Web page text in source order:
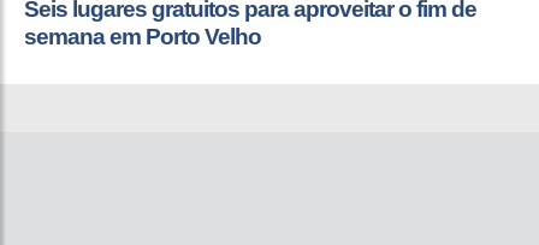
Seis lugares gratuitos para aproveitar o fim de
semana em Porto Velho